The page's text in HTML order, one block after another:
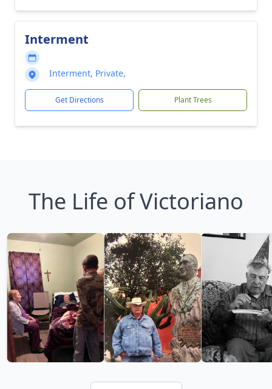
Interment
Interment, Private,
Get Directions Plant Trees
The Life of Victoriano